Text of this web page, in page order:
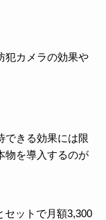
犯カメラの効果や
できる効果には限
物を導入するのが
セットで月額3,300